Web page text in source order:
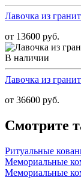
Лавочка из
от 13600 руб.
В наличии
Лавочка из
от 36600 руб.
Смотрите
Ритуальные
Мемориальные
Мемориальные